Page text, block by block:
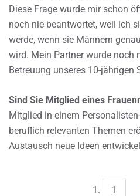
Diese Frage wurde mir schon
noch nie beantwortet, weil ich
werde, wenn sie Männern
wird. Mein Partner wurde noch
Betreuung unseres 10-jährigen
Sind Sie Mitglied eines
Mitglied in einem
beruflich relevanten Themen
Austausch neue Ideen
1